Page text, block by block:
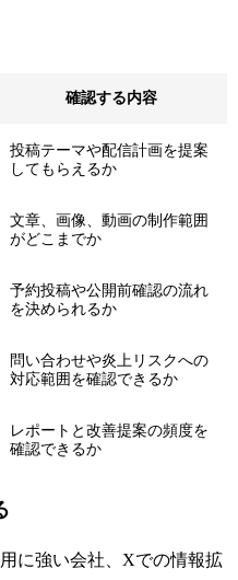
確認する内容
投稿テーマや配信計画を提案
してもらえるか
文章、画像、動画の制作範囲
がどこまでか
予約投稿や公開前確認の流れ
を決められるか
問い合わせや炎上リスクへの
対応範囲を確認できるか
レポートと改善提案の頻度を
確認できるか
に強い会社、Xでの情報拡